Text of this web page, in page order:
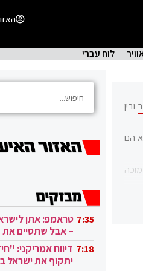
לוח עברי
ובין
הם
בהר נמוכה
7:35 טראמפ: אתן
– אבל שתסיים
בעזה 7:18 דיווח אמריקני:
יתקוף את ישראל